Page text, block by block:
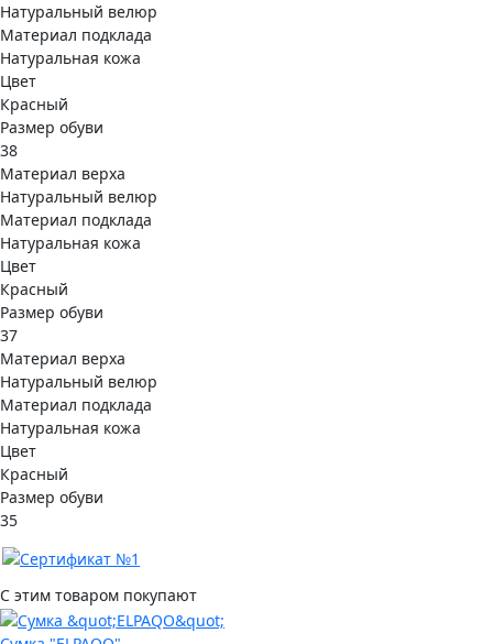
Натуральный велюр
Материал подклада
Натуральная кожа
Цвет
Красный
Размер обуви
38
Материал верха
Натуральный велюр
Материал подклада
Натуральная кожа
Цвет
Красный
Размер обуви
37
Материал верха
Натуральный велюр
Материал подклада
Натуральная кожа
Цвет
Красный
Размер обуви
35
С этим товаром покупают